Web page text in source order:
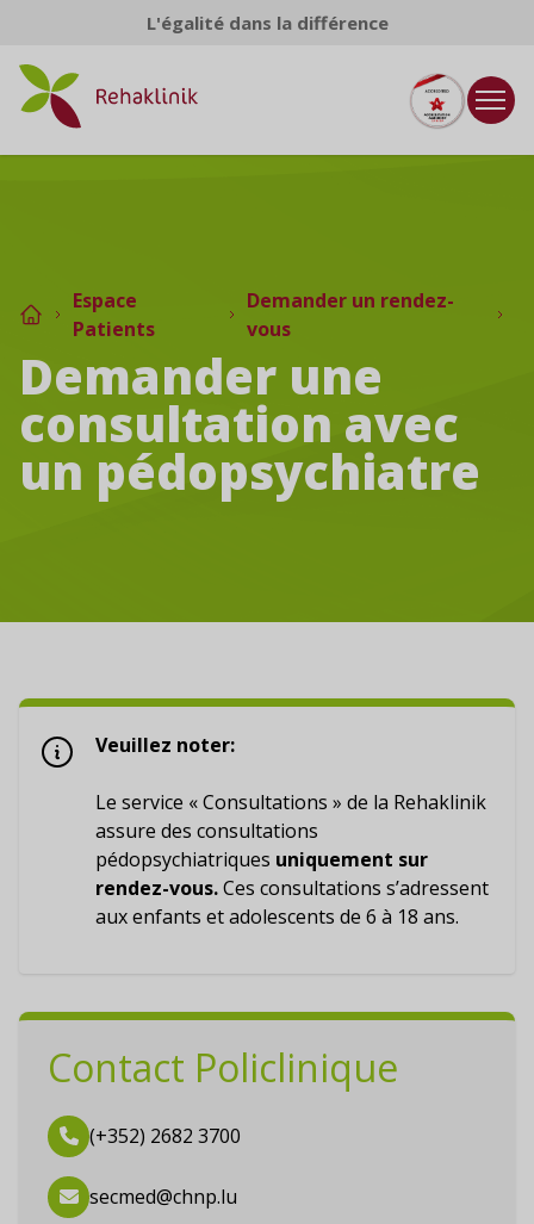
L'égalité dans la différence
Espace
Patients
Demander un rendez-
vous
Demander une
consultation avec
un pédopsychiatre
Veuillez noter:
Le service « Consultations » de la Rehaklinik
assure des consultations
pédopsychiatriques uniquement sur
rendez-vous.Ces consultations s’adressent
aux enfants et adolescents de 6 à 18 ans.
Contact Policlinique
(+352) 2682 3700
secmed@chnp.lu